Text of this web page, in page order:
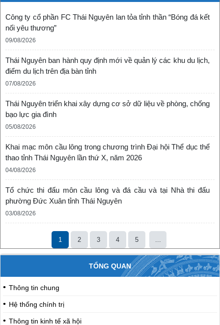
Công ty cổ phần FC Thái Nguyên lan tỏa tỉnh thần “Bóng đá kết
nối yêu thương”
09/08/2026
Thái Nguyên ban hành quy định mới về quản lý các khu du lịch,
điểm du lịch trên địa bàn tỉnh
07/08/2026
Thái Nguyên triển khai xây dựng cơ sở dữ liệu về phòng, chống
bạo lực gia đình
05/08/2026
Khai mạc môn cầu lông trong chương trình Đại hội Thể dục thể
thao tỉnh Thái Nguyên lần thứ X, năm 2026
04/08/2026
Tổ chức thi đấu môn cầu lông và đá cầu và tại Nhà thi đấu
phường Đức Xuân tỉnh Thái Nguyên
03/08/2026
1 2 3 4 5
TỔNG QUAN
Thông tin chung
Hệ thống chính trị
Thông tin kinh tế xã hội